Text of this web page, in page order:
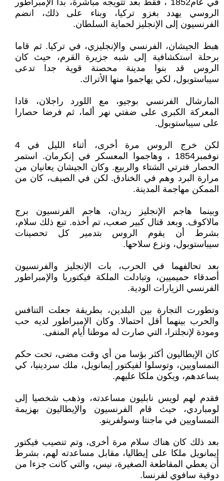
في عام1852 ، فقط بعد تتويجه مباشرة، بدأ الإمبراطور
الروسي يهدد بغزو تركيا، وبناء على ذلك، انضم
الفرنسيون إلى الإنجليز لحماية السلطان.
هبط الجيشان، الفرنسي والإنجليزي، في تركيا. ثم قاما
برحلة استكشافية إلى شبه جزيرة القرم، حيث كان
الروس قد بنوا مدينة محصنة قوية جدا تدعى
سيباستوبول، لكي يهاجموا منها الأتراك.
المارشال الفرنسي بوجيو، مع اللورد راجلان، قادا
المعركة الكبرى على ضفتي نهر ألما، ثم فرضا حصارا
على سيباستوبول.
لكن خرج الروس مرة أخرى، أثناء الليل في 4
نوفمبر1854 ، وهاجموا المعسكر في إنكرمان. استمر
الحصار فترتي الشتاء والربيع. وكان الجيشان يعانيان من
مرارة البرد وهم في الخنادق. لكن في الصيف، كان من
الممكن مهاجمة المدينة.
وبينما هاجم الإنجليز ريدان، هاجم الفرنسيون برج
مالاكوف. وبعد قتال كبير صعب، تم أخذه. تبع ذلك سلام،
بشرط أن يقوم الروس بتدمير كل تحصينات
سيباستوبول، ونزع سلاحها.
بعد تحالفهما في الحرب، بات الإنجليز والفرنسيون
أصدقاء حميميين، وتبادلت الملكة فيكتوريا والإمبراطور
الفرنسي الزيارات الودية.
وتطورت التجارة بين البلدين، بطريقة جعلت التنافس
والحرب بينهما أقل احتمالا. وكان الإمبراطور لديه حب
ومودة لإنجلترا، التي صارت له موطنا أيام المنفى.
كان الإيطاليون أكثر بؤسا من أي وقت مضى، تحت حكم
النمساويين، وتوسلوا لفيكتور إيمانويل، ملك سردينيا، كي
يساعدهم، ويكون ملكا عليهم.
فقدم لهم لويس نابليون مساعدته، وذهب شخصيا إلى
لومباردي، حيث قام الفرنسيون والإيطاليون بهزيمة
النمساويين في ماجنتا وسولفرينو.
بعد ذلك كان هناك سلام مرة أخرى، وتم تنصيب فيكتور
إيمانويل ملكا على إيطاليا، مقابل مساعدته لهم، بشرط
أن يعطي المقاطعة الصغيرة، نيس، والتي كانت جزءا من
دوقية سافوي لفرنسا.